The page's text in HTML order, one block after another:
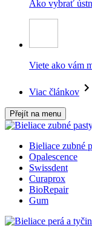
Ako vybrať
Viete ako vám
Viac článkov
Přejít na menu
Bieliace zubné
Opalescence
Swissdent
Curaprox
BioRepair
Gum